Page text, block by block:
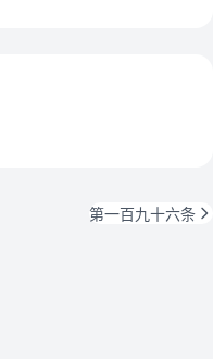
第一百九十六条